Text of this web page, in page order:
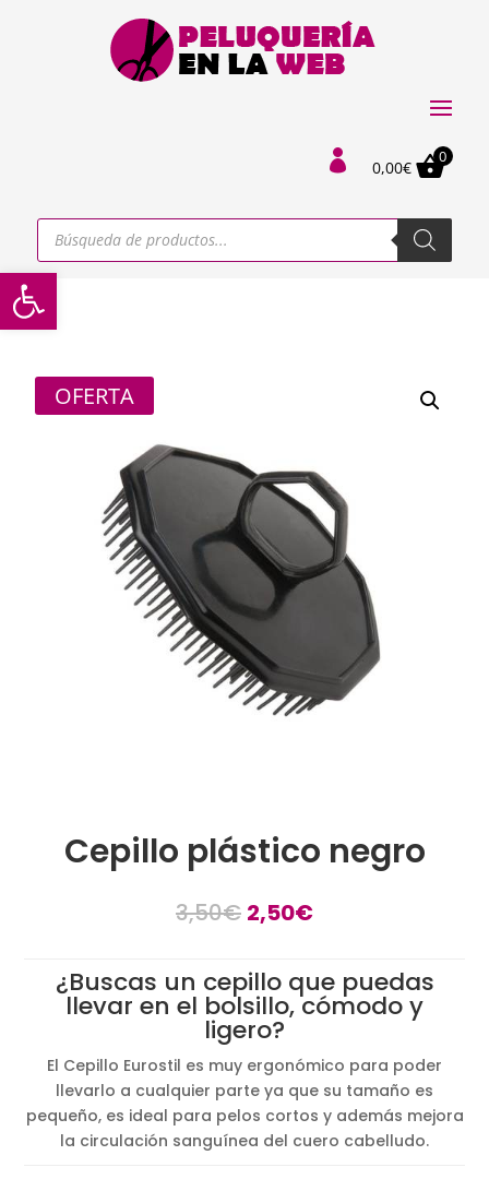
Abrir barra de herramientas
 0,00€
0
Búsqueda
productos
OFERTA
Cepillo plástico negro
3,50€ El
era:
3,50€.
2,50€El
es:
2,50€.
¿Buscas un cepillo que puedas
llevar en el bolsillo, cómodo y
ligero?
El Cepillo Eurostil es muy ergonómico para poder
llevarlo a cualquier parte ya que su tamaño es
pequeño, es ideal para pelos cortos y además mejora
la circulación sanguínea del cuero cabelludo.